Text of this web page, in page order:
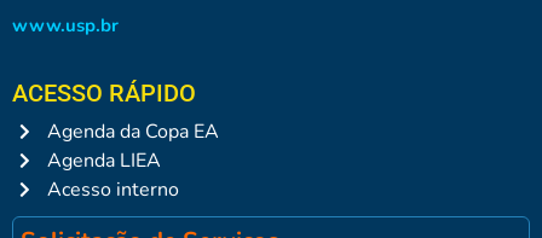
www.usp.br
ACESSO RÁPIDO
Agenda da Copa EA
Agenda LIEA
Acesso interno